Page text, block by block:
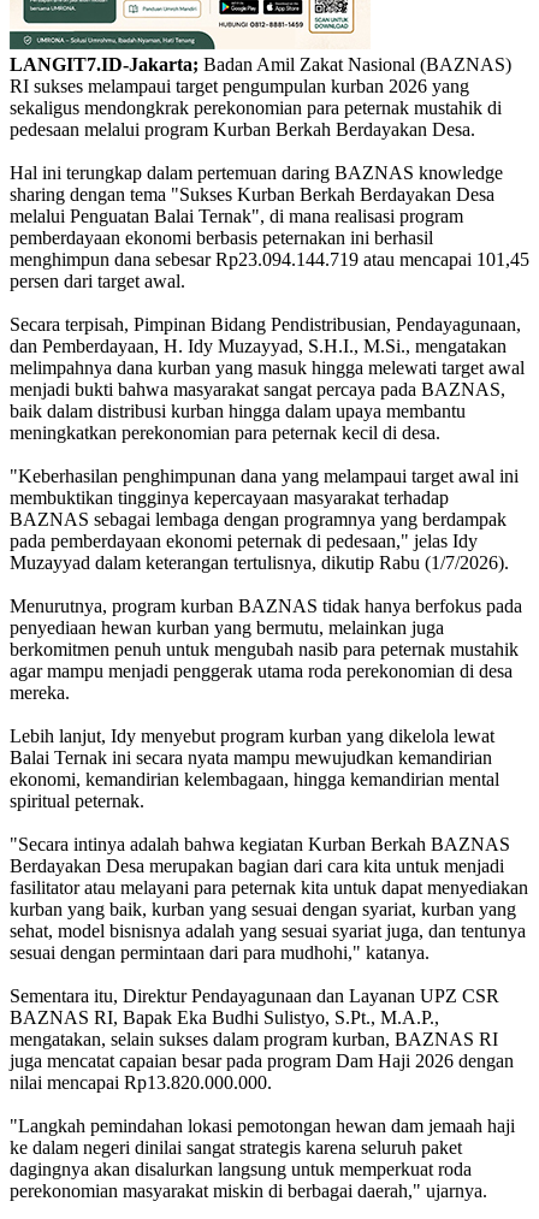
LANGIT7.ID-Jakarta; Badan Amil Zakat Nasional (BAZNAS)
RI sukses melampaui target pengumpulan kurban 2026 yang
sekaligus mendongkrak perekonomian para peternak mustahik di
pedesaan melalui program Kurban Berkah Berdayakan Desa.
Hal ini terungkap dalam pertemuan daring BAZNAS knowledge
sharing dengan tema "Sukses Kurban Berkah Berdayakan Desa
melalui Penguatan Balai Ternak", di mana realisasi program
pemberdayaan ekonomi berbasis peternakan ini berhasil
menghimpun dana sebesar Rp23.094.144.719 atau mencapai 101,45
persen dari target awal.
Secara terpisah, Pimpinan Bidang Pendistribusian, Pendayagunaan,
dan Pemberdayaan, H. Idy Muzayyad, S.H.I., M.Si., mengatakan
melimpahnya dana kurban yang masuk hingga melewati target awal
menjadi bukti bahwa masyarakat sangat percaya pada BAZNAS,
baik dalam distribusi kurban hingga dalam upaya membantu
meningkatkan perekonomian para peternak kecil di desa.
"Keberhasilan penghimpunan dana yang melampaui target awal ini
membuktikan tingginya kepercayaan masyarakat terhadap
BAZNAS sebagai lembaga dengan programnya yang berdampak
pada pemberdayaan ekonomi peternak di pedesaan," jelas Idy
Muzayyad dalam keterangan tertulisnya, dikutip Rabu (1/7/2026).
Menurutnya, program kurban BAZNAS tidak hanya berfokus pada
penyediaan hewan kurban yang bermutu, melainkan juga
berkomitmen penuh untuk mengubah nasib para peternak mustahik
agar mampu menjadi penggerak utama roda perekonomian di desa
mereka.
Lebih lanjut, Idy menyebut program kurban yang dikelola lewat
Balai Ternak ini secara nyata mampu mewujudkan kemandirian
ekonomi, kemandirian kelembagaan, hingga kemandirian mental
spiritual peternak.
"Secara intinya adalah bahwa kegiatan Kurban Berkah BAZNAS
Berdayakan Desa merupakan bagian dari cara kita untuk menjadi
fasilitator atau melayani para peternak kita untuk dapat menyediakan
kurban yang baik, kurban yang sesuai dengan syariat, kurban yang
sehat, model bisnisnya adalah yang sesuai syariat juga, dan tentunya
sesuai dengan permintaan dari para mudhohi," katanya.
Sementara itu, Direktur Pendayagunaan dan Layanan UPZ CSR
BAZNAS RI, Bapak Eka Budhi Sulistyo, S.Pt., M.A.P.,
mengatakan, selain sukses dalam program kurban, BAZNAS RI
juga mencatat capaian besar pada program Dam Haji 2026 dengan
nilai mencapai Rp13.820.000.000.
"Langkah pemindahan lokasi pemotongan hewan dam jemaah haji
ke dalam negeri dinilai sangat strategis karena seluruh paket
dagingnya akan disalurkan langsung untuk memperkuat roda
perekonomian masyarakat miskin di berbagai daerah," ujarnya.